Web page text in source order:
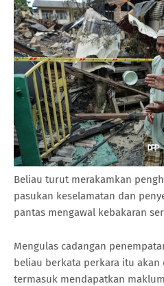
Beliau turut merakamkan
pasukan keselamatan dan
pantas mengawal kebakaran
Mengulas cadangan
beliau berkata perkara itu
termasuk mendapatkan